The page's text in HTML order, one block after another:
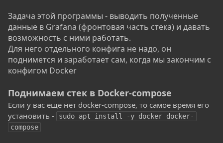
Задача этой программы - выводить полученные
данные в Grafana (фронтовая часть стека) и давать
возможность с ними работать.
Для него отдельного конфига не надо, он
поднимется и заработает сам, когда мы закончим с
конфигом Docker
Поднимаем стек в Docker-compose
Если у вас еще нет docker-compose, то самое время его
установить -
sudo apt install -y docker docker-
compose